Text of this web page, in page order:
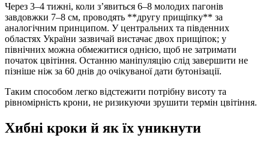
Через 3–4 тижні, коли з’явиться 6–8 молодих пагонів
завдовжки 7–8 см, проводять **другу прищіпку** за
аналогічним принципом. У центральних та південних
областях України зазвичай вистачає двох прищіпок; у
північних можна обмежитися однією, щоб не затримати
початок цвітіння. Останню маніпуляцію слід завершити не
пізніше ніж за 60 днів до очікуваної дати бутонізації.
Таким способом легко відстежити потрібну висоту та
рівномірність крони, не ризикуючи зрушити термін цвітіння.
Хибні кроки й як їх уникнути